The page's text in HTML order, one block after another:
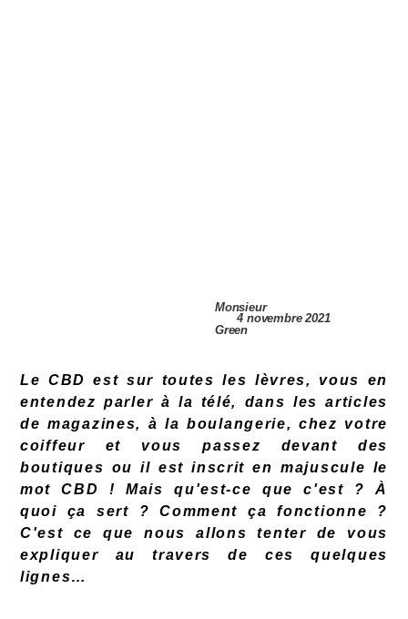
Monsieur
Green
4 novembre 2021
Le CBD est sur toutes les lèvres, vous en
entendez parler à la télé, dans les articles
de magazines, à la boulangerie, chez votre
coiffeur et vous passez devant des
boutiques ou il est inscrit en majuscule le
mot CBD ! Mais qu'est-ce que c'est ? À
quoi ça sert ? Comment ça fonctionne ?
C'est ce que nous allons tenter de vous
expliquer au travers de ces quelques
lignes…